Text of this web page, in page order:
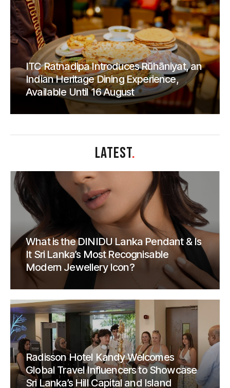
ITC Ratnadipa Introduces Rūhāniyat, an
Indian Heritage Dining Experience,
Available Until 16 August
LATEST.
What is the DINIDU Lanka Pendant & Is
It Sri Lanka’s Most Recognisable
Modern Jewellery Icon?
Radisson Hotel Kandy Welcomes
Global Travel Influencers to Showcase
Sri Lanka’s Hill Capital and Island